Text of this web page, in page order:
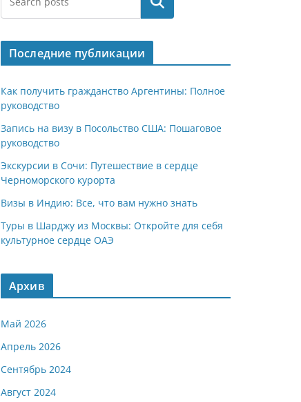
Последние публикации
Как получить гражданство Аргентины: Полное
руководство
Запись на визу в Посольство США: Пошаговое
руководство
Экскурсии в Сочи: Путешествие в сердце
Черноморского курорта
Визы в Индию: Все, что вам нужно знать
Туры в Шарджу из Москвы: Откройте для себя
культурное сердце ОАЭ
Архив
Май 2026
Апрель 2026
Сентябрь 2024
Август 2024